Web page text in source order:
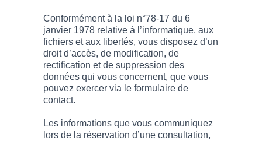
Conformément à la loi n°78-17 du 6
janvier 1978 relative à l’informatique, aux
fichiers et aux libertés, vous disposez d’un
droit d’accès, de modification, de
rectification et de suppression des
données qui vous concernent, que vous
pouvez exercer via le formulaire de
contact.
Les informations que vous communiquez
lors de la réservation d’une consultation,